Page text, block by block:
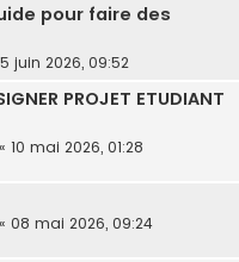
pour faire des
juin 2026, 09:52
PROJET ETUDIANT
« 10 mai 2026, 01:28
« 08 mai 2026, 09:24